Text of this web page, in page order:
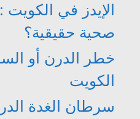
الإيدز في
صحية حقيقية؟
خطر الدرن أو
الكويت
سرطان الغدة